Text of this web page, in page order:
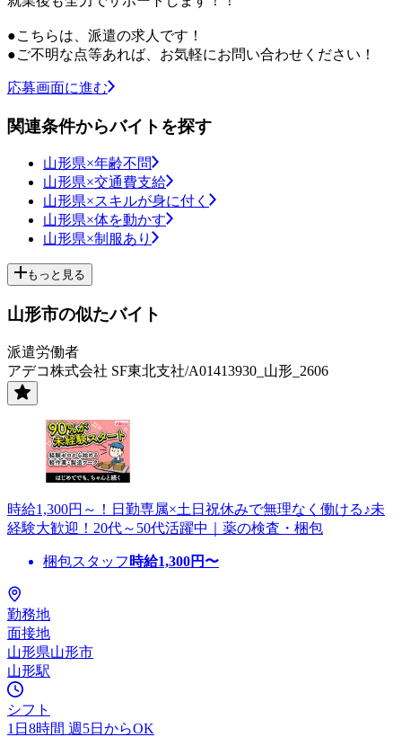
●こちらは、派遣の求人です！
●ご不明な点等あれば、お気軽にお問い合わせください！
応募画面に進む
関連条件からバイトを探す
山形県×年齢不問
山形県×交通費支給
山形県×スキルが身に付く
山形県×体を動かす
山形県×制服あり
もっと見る
山形市の似たバイト
派遣労働者
アデコ株式会社 SF東北支社/A01413930_山形_2606
時給1,300円～！日勤専属×土日祝休みで無理なく働ける♪未
経験大歓迎！20代～50代活躍中｜薬の検査・梱包
梱包スタッフ 時給1,300円〜
勤務地
面接地
山形県山形市
山形駅
シフト
1日8時間 週5日からOK